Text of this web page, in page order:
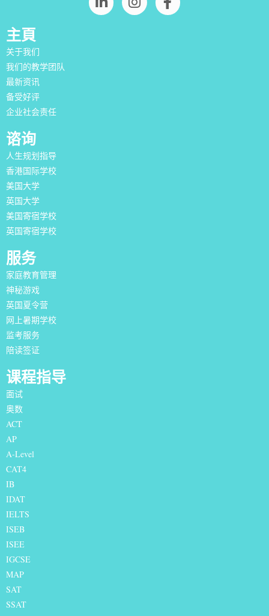
主頁
关于我们
我们的教学团队
最新资讯
备受好评
企业社会责任
谘询
人生规划指导
香港国际学校
美国大学
英国大学
美国寄宿学校
英国寄宿学校
服务
家庭教育管理
神秘游戏
英国夏令营
网上暑期学校
监考服务
陪读签证
课程指导
面试
奥数
ACT
AP
A-Level
CAT4
IB
IDAT
IELTS
ISEB
ISEE
IGCSE
MAP
SAT
SSAT